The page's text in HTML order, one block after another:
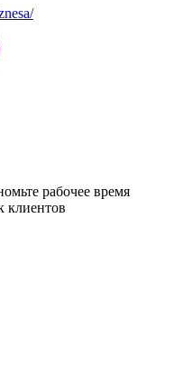
рабочее время
клиентов